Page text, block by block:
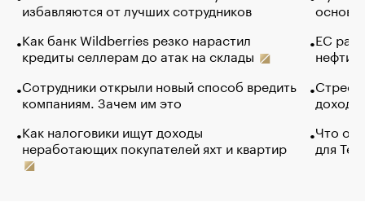
избавляются от лучших сотрудников
Как банк Wildberries резко нарастил
кредиты селлерам до атак на склады
Сотрудники открыли новый способ вредить
компаниям. Зачем им это
Как налоговики ищут доходы
неработающих покупателей яхт и квартир
основ
ЕС
нефти
Что
для